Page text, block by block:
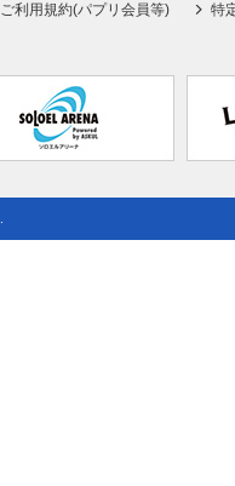
ご利用規約(パプリ会員等) 特